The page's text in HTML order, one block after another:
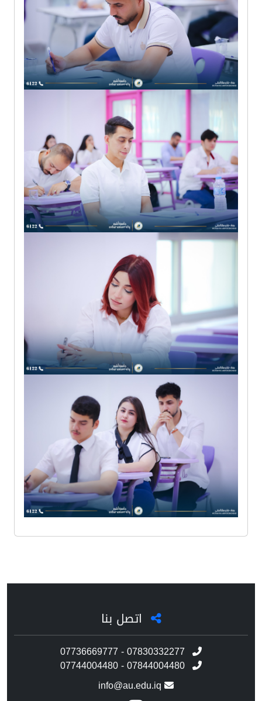
اتصل بنا
07736669777 - 07830332277
07744004480 - 07844004480
info@au.edu.iq